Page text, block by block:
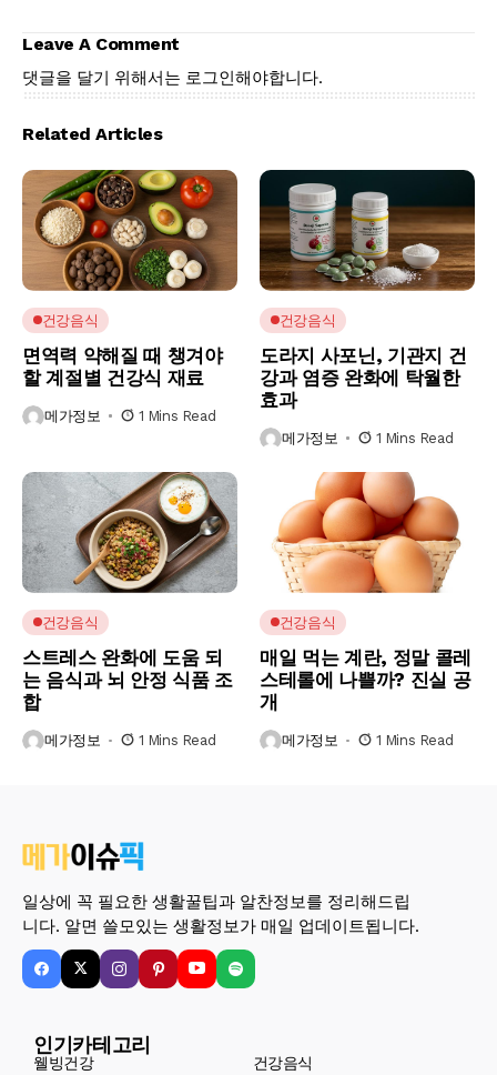
Leave A Comment
댓글을 달기 위해서는 로그인해야합니다.
Related Articles
건강음식
면역력 약해질 때 챙겨야
할 계절별 건강식 재료
메가정보 1 Mins Read
건강음식
도라지 사포닌, 기관지 건
강과 염증 완화에 탁월한
효과
메가정보 1 Mins Read
건강음식
스트레스 완화에 도움 되
는 음식과 뇌 안정 식품 조
합
메가정보 1 Mins Read
건강음식
매일 먹는 계란, 정말 콜레
스테롤에 나쁠까? 진실 공
개
메가정보 1 Mins Read
일상에 꼭 필요한 생활꿀팁과 알찬정보를 정리해드립
니다. 알면 쓸모있는 생활정보가 매일 업데이트됩니다.
인기카테고리
웰빙건강 건강음식